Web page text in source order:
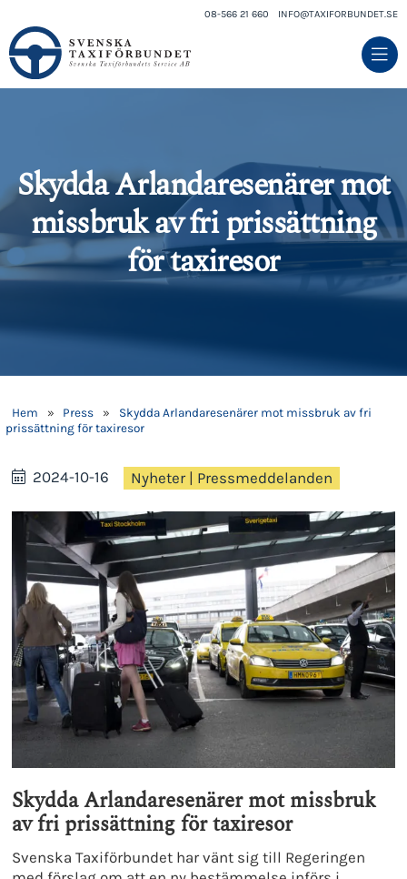
08-566 21 660 INFO@TAXIFORBUNDET.SE
Skydda Arlandaresenärer mot
missbruk av fri prissättning
för taxiresor
Hem » Press »
Skydda Arlandaresenärer mot missbruk av fri
prissättning för taxiresor
2024-10-16 Nyheter| Pressmeddelanden
Skydda Arlandaresenärer mot missbruk
av fri prissättning för taxiresor
Svenska Taxiförbundet har vänt sig till Regeringen